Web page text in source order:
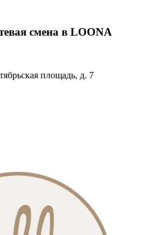
смена в LOONA
площадь, д. 7